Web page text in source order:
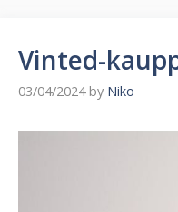
Vinted-
03/04/2024 by Niko